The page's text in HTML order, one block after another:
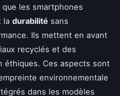
les smartphones
la durabilité sans
Ils mettent en avant
recyclés et des
éthiques. Ces aspects sont
environnementale
dans les modèles